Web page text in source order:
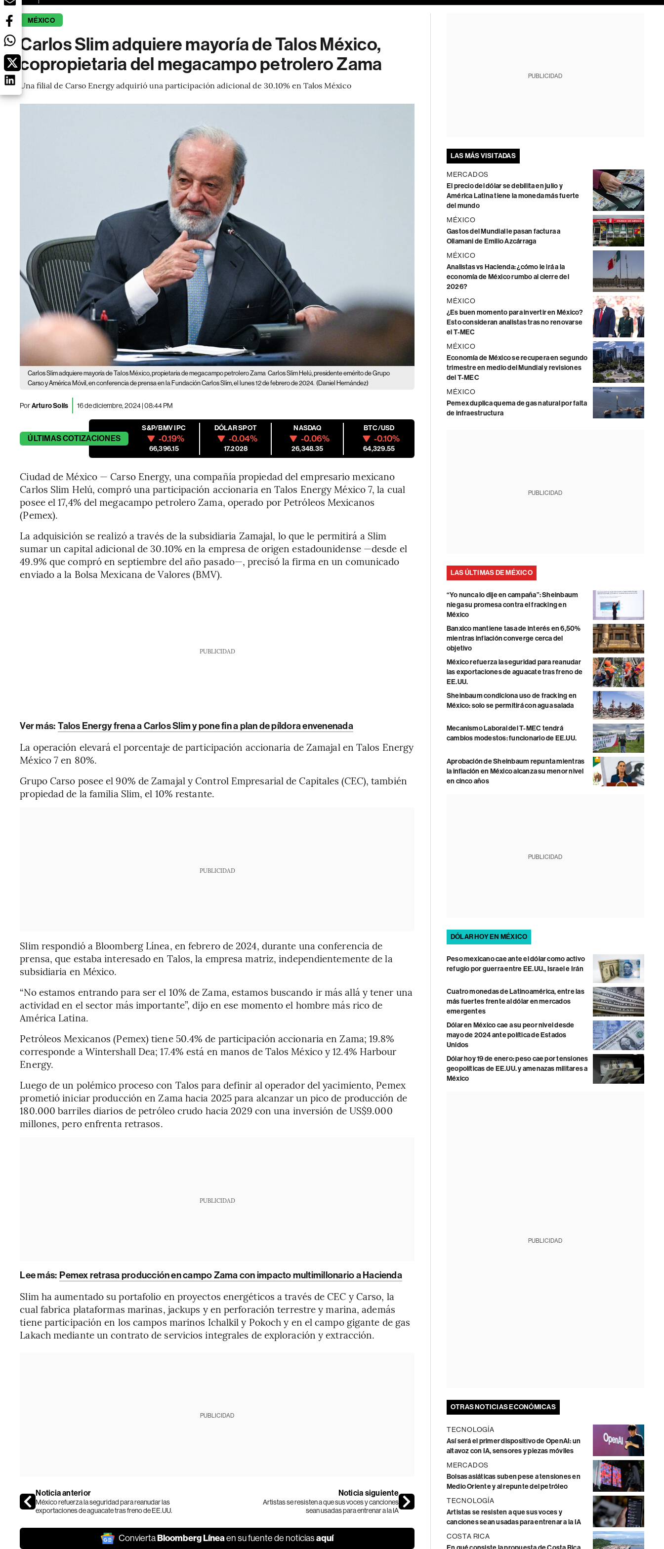
MÉXICO
Carlos Slim adquiere mayoría de Talos México,
copropietaria del megacampo petrolero Zama
Una filial de Carso Energy adquirió una participación adicional de 30.10% en Talos México
Carlos Slim adquiere mayoría de Talos México, propietaria de megacampo petrolero Zama Carlos Slim Helú, presidente emérito de Grupo
Carso y América Móvil, en conferencia de prensa en la Fundación Carlos Slim, el lunes 12 de febrero de 2024. (Daniel Hernández)
PorArturo Solís 16 de diciembre, 2024 | 08:44 PM
ÚLTIMASCOTIZACIONES
S&P/BMV IPC
-0.19%
66,396.15
DÓLAR SPOT
-0.04%
17.2028
NASDAQ
-0.06%
26,348.35
BTC/USD
-0.10%
64,329.55
Ciudad de México — Carso Energy, una compañía propiedad del empresario mexicano
Carlos Slim Helú, compró una participación accionaria en Talos Energy México 7, la cual
posee el 17,4% del megacampo petrolero Zama, operado por Petróleos Mexicanos
(Pemex).
La adquisición se realizó a través de la subsidiaria Zamajal, lo que le permitirá a Slim
sumar un capital adicional de 30.10% en la empresa de origen estadounidense —desde el
49.9% que compró en septiembre del año pasado—, precisó la firma en un comunicado
enviado a la Bolsa Mexicana de Valores (BMV).
PUBLICIDAD
Ver más: Talos Energy frena a Carlos Slim y pone fin a plan de píldora envenenada
La operación elevará el porcentaje de participación accionaria de Zamajal en Talos Energy
México 7 en 80%.
Grupo Carso posee el 90% de Zamajal y Control Empresarial de Capitales (CEC), también
propiedad de la familia Slim, el 10% restante.
PUBLICIDAD
Slim respondió a Bloomberg Línea, en febrero de 2024, durante una conferencia de
prensa, que estaba interesado en Talos, la empresa matriz, independientemente de la
subsidiaria en México.
“No estamos entrando para ser el 10% de Zama, estamos buscando ir más allá y tener una
actividad en el sector más importante”, dijo en ese momento el hombre más rico de
América Latina.
Petróleos Mexicanos (Pemex) tiene 50.4% de participación accionaria en Zama; 19.8%
corresponde a Wintershall Dea; 17.4% está en manos de Talos México y 12.4% Harbour
Energy.
Luego de un polémico proceso con Talos para definir al operador del yacimiento, Pemex
prometió iniciar producción en Zama hacia 2025 para alcanzar un pico de producción de
180.000 barriles diarios de petróleo crudo hacia 2029 con una inversión de US$9.000
millones, pero enfrenta retrasos.
PUBLICIDAD
Lee más: Pemex retrasa producción en campo Zama con impacto multimillonario a Hacienda
Slim ha aumentado su portafolio en proyectos energéticos a través de CEC y Carso, la
cual fabrica plataformas marinas, jackups y en perforación terrestre y marina, además
tiene participación en los campos marinos Ichalkil y Pokoch y en el campo gigante de gas
Lakach mediante un contrato de servicios integrales de exploración y extracción.
PUBLICIDAD
Noticia anterior
México refuerza la seguridad para reanudar las
exportaciones de aguacate tras freno de EE.UU.
Noticia siguiente
Artistas se resisten a que sus voces y canciones
sean usadas para entrenar a la IA
ConviertaBloomberg Líneaen su fuente de noticiasaquí
PUBLICIDAD
LAS MÁS VISITADAS
MERCADOS
El precio del dólar se debilita en julio y
América Latina tiene la moneda más fuerte
del mundo
MÉXICO
Gastos del Mundial le pasan factura a
Ollamani de Emilio Azcárraga
MÉXICO
Analistas vs Hacienda: ¿cómo le irá a la
economía de México rumbo al cierre del
2026?
MÉXICO
¿Es buen momento para invertir en México?
Esto consideran analistas tras no renovarse
el T-MEC
MÉXICO
Economía de México se recupera en segundo
trimestre en medio del Mundial y revisiones
del T-MEC
MÉXICO
Pemex duplica quema de gas natural por falta
de infraestructura
PUBLICIDAD
LAS ÚLTIMAS DE MÉXICO
“Yo nunca lo dije en campaña”: Sheinbaum
niega su promesa contra el fracking en
México
Banxico mantiene tasa de interés en 6,50%
mientras inflación converge cerca del
objetivo
México refuerza la seguridad para reanudar
las exportaciones de aguacate tras freno de
EE.UU.
Sheinbaum condiciona uso de fracking en
México: solo se permitirá con agua salada
Mecanismo Laboral del T-MEC tendrá
cambios modestos: funcionario de EE.UU.
Aprobación de Sheinbaum repunta mientras
la inflación en México alcanza su menor nivel
en cinco años
PUBLICIDAD
DÓLAR HOY EN MÉXICO
Peso mexicano cae ante el dólar como activo
refugio por guerra entre EE.UU., Israel e Irán
Cuatro monedas de Latinoamérica, entre las
más fuertes frente al dólar en mercados
emergentes
Dólar en México cae a su peor nivel desde
mayo de 2024 ante política de Estados
Unidos
Dólar hoy 19 de enero: peso cae por tensiones
geopolíticas de EE.UU. y amenazas militares a
México
PUBLICIDAD
OTRAS NOTICIAS ECONÓMICAS
TECNOLOGÍA
Así será el primer dispositivo de OpenAI: un
altavoz con IA, sensores y piezas móviles
MERCADOS
Bolsas asiáticas suben pese a tensiones en
Medio Oriente y al repunte del petróleo
TECNOLOGÍA
Artistas se resisten a que sus voces y
canciones sean usadas para entrenar a la IA
COSTA RICA